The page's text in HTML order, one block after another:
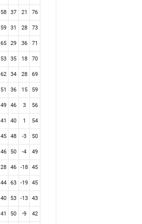
58 37 21 76
59 31 28 73
65 29 36 71
53 35 18 70
62 34 28 69
51 36 15 59
49 46 3 56
41 40 1 54
45 48 -3 50
46 50 -4 49
28 46 -18 45
44 63 -19 45
40 53 -13 43
41 50 -9 42